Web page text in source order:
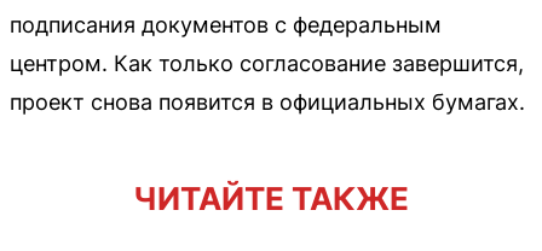
подписания документов с федеральным
центром. Как только согласование завершится,
проект снова появится в официальных бумагах.
ЧИТАЙТЕ ТАКЖЕ